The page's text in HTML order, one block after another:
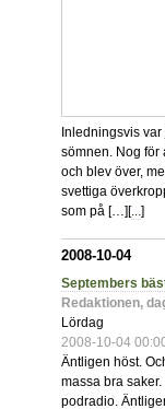
Inledningsvis
sömnen. Nog för
och blev över,
svettiga
som på […][...]
2008-10-04
Septembers
Redaktionen,
Lördag
2008-10-04
Äntligen höst.
massa bra
podradio.